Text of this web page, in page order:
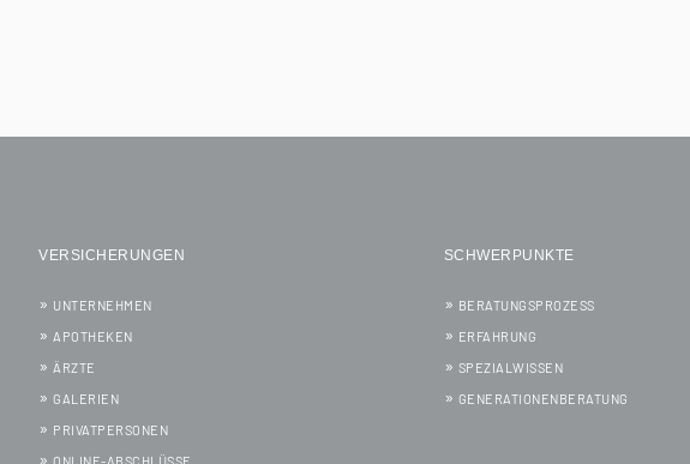
VERSICHERUNGEN
UNTERNEHMEN
APOTHEKEN
ÄRZTE
GALERIEN
PRIVATPERSONEN
ONLINE-ABSCHLÜSSE
SCHWERPUNKTE
BERATUNGSPROZESS
ERFAHRUNG
SPEZIALWISSEN
GENERATIONENBERATUNG